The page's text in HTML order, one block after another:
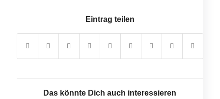
Eintrag teilen
Das könnte Dich auch interessieren